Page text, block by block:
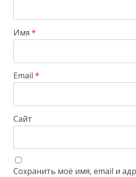
Имя*
Email*
Сайт
Сохранить моё имя, email и